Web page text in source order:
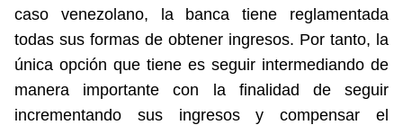
caso venezolano, la banca tiene reglamentada
todas sus formas de obtener ingresos. Por tanto, la
única opción que tiene es seguir intermediando de
manera importante con la finalidad de seguir
incrementando sus ingresos y compensar el